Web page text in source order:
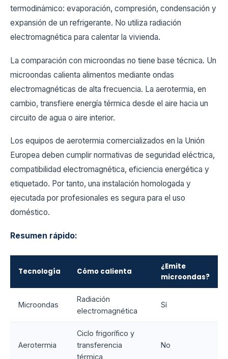
termodinámico: evaporación, compresión, condensación y
expansión de un refrigerante. No utiliza radiación
electromagnética para calentar la vivienda.
La comparación con microondas no tiene base técnica. Un
microondas calienta alimentos mediante ondas
electromagnéticas de alta frecuencia. La aerotermia, en
cambio, transfiere energía térmica desde el aire hacia un
circuito de agua o aire interior.
Los equipos de aerotermia comercializados en la Unión
Europea deben cumplir normativas de seguridad eléctrica,
compatibilidad electromagnética, eficiencia energética y
etiquetado. Por tanto, una instalación homologada y
ejecutada por profesionales es segura para el uso
doméstico.
Resumen rápido:
Tecnología Cómo calienta
¿Emite
microondas?
Microondas
Radiación
electromagnética
Sí
Aerotermia
Ciclo frigorífico y
transferencia
térmica
No